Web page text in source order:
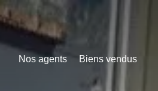
Nos agents Biens vendus